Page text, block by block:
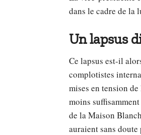
dans le cadre de la
Un lapsus
Ce lapsus est-il
complotistes
mises en tension
moins
de la Maison
auraient sans doute